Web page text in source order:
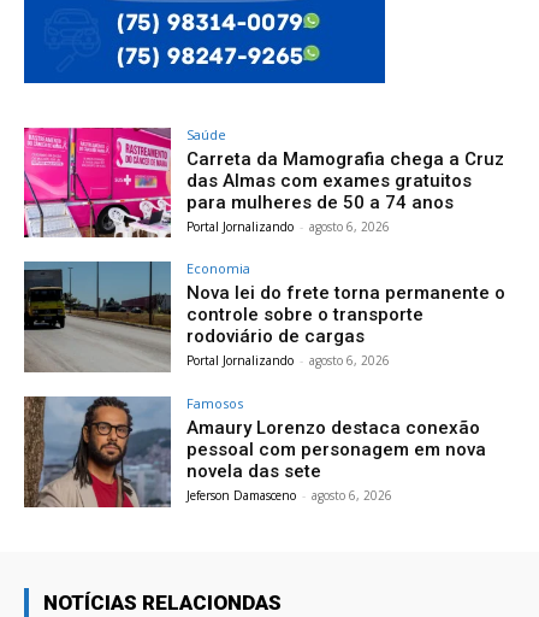
Saúde
Carreta da Mamografia chega a Cruz
das Almas com exames gratuitos
para mulheres de 50 a 74 anos
Portal Jornalizando - agosto 6, 2026
Economia
Nova lei do frete torna permanente o
controle sobre o transporte
rodoviário de cargas
Portal Jornalizando - agosto 6, 2026
Famosos
Amaury Lorenzo destaca conexão
pessoal com personagem em nova
novela das sete
Jeferson Damasceno - agosto 6, 2026
NOTÍCIAS RELACIONDAS